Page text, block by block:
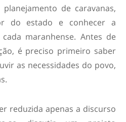
de caravanas,
do estado e conhecer a
maranhense. Antes de
é preciso primeiro saber
as necessidades do povo,
reduzida apenas a discurso